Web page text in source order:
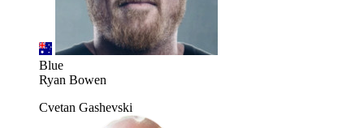
Blue
Ryan Bowen
Cvetan Gashevski